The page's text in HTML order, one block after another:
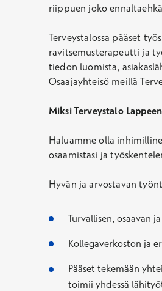
riippuen joko
Terveystalossa pääset
ravitsemusterapeutti ja
tiedon luomista,
Osaajayhteisö meillä
Miksi Terveystalo
Haluamme olla
osaamistasi ja
Hyvän ja arvostavan
Turvallisen, osaavan
Kollegaverkoston ja
Pääset tekemään
toimii yhdessä